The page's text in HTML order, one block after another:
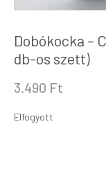
Dobókocka –
db-os szett)
3.490 Ft
Elfogyott